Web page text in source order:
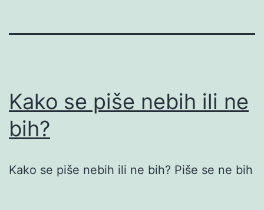
Kako se piše nebih ili ne
bih?
Kako se piše nebih ili ne bih? Piše se ne bih